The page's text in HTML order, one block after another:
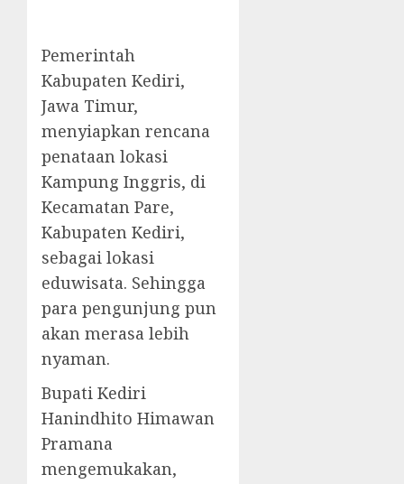
Pemerintah
Kabupaten Kediri,
Jawa Timur,
menyiapkan rencana
penataan lokasi
Kampung Inggris, di
Kecamatan Pare,
Kabupaten Kediri,
sebagai lokasi
eduwisata. Sehingga
para pengunjung pun
akan merasa lebih
nyaman.
Bupati Kediri
Hanindhito Himawan
Pramana
mengemukakan,